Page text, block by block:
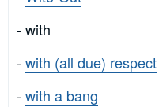
- with
-with (all due) respect
-with a bang